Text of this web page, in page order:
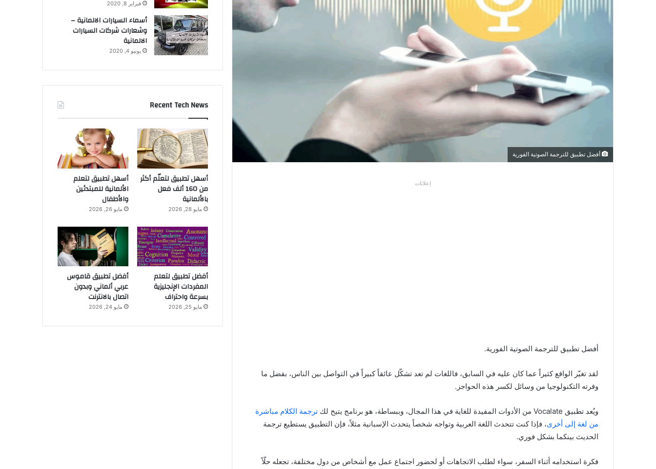
أفضل تطبيق للترجمة الصوتية الفورية
إعلانات
أفضل تطبيق للترجمة الصوتية الفورية.
لقد تغيّر الواقع كثيراً عما كان عليه في السابق، فاللغات لم تعد تشكّل عائقاً كبيراً في التواصل بين الناس، بفضل ما
وفرته التكنولوجيا من وسائل لكسر هذه الحواجز.
ويُعد تطبيق Vocalate من الأدوات المفيدة للغاية في هذا المجال، وببساطة، هو برنامج يتيح لك
ترجمة الكلام مباشرة
من لغة إلى أخرى، فإذا كنت تتحدث اللغة العربية وتواجه شخصاً يتحدث الإسبانية مثلاً، فإن التطبيق يستطيع ترجمة
الحديث بينكما بشكل فوري.
فكرة استخدامه أثناء السفر، سواء لطلب الاتجاهات أو لحضور اجتماع عمل مع أشخاص من دول مختلفة، تجعله حلّاً
فبراير 8, 2020
أسماء السيارات الالمانية –
وشعارات شركات السيارات
الالمانية
يونيو 4, 2020
Recent Tech News
أسهل تطبيق لتعلّم أكثر
من 160 ألف فعل
بالألمانية
مايو 28, 2026
أسهل تطبيق لتعلم
الألمانية للمبتدئين
والأطفال
مايو 26, 2026
أفضل تطبيق لتعلم
المفردات الإنجليزية
بسرعة واحتراف
مايو 25, 2026
أفضل تطبيق قاموس
عربي ألماني وبدون
اتصال بالانترنت
مايو 24, 2026